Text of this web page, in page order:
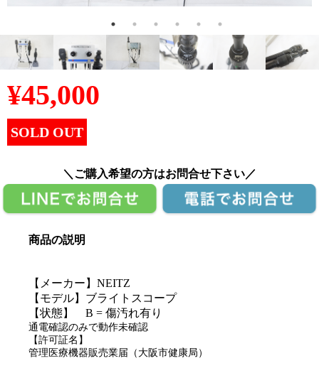
¥45,000
SOLD OUT
＼ご購入希望の方はお問合せ下さい／
商品の説明
【メーカー】NEITZ
【モデル】ブライトスコープ
【状態】 B = 傷汚れ有り
通電確認のみで動作未確認
【許可証名】
管理医療機器販売業届（大阪市健康局）